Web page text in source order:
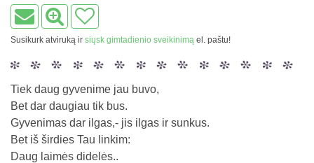
Susikurk atviruką ir siųsk gimtadienio sveikinimą el. paštu!
Tiek daug gyvenime jau buvo,
Bet dar daugiau tik bus.
Gyvenimas dar ilgas,- jis ilgas ir sunkus.
Bet iš širdies Tau linkim:
Daug laimės didelės..